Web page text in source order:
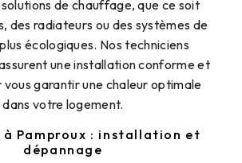
de chauffage, que ce soit
des radiateurs ou des systèmes de
écologiques. Nos techniciens
une installation conforme et
garantir une chaleur optimale
dans votre logement.
Pamproux : installation et
dépannage